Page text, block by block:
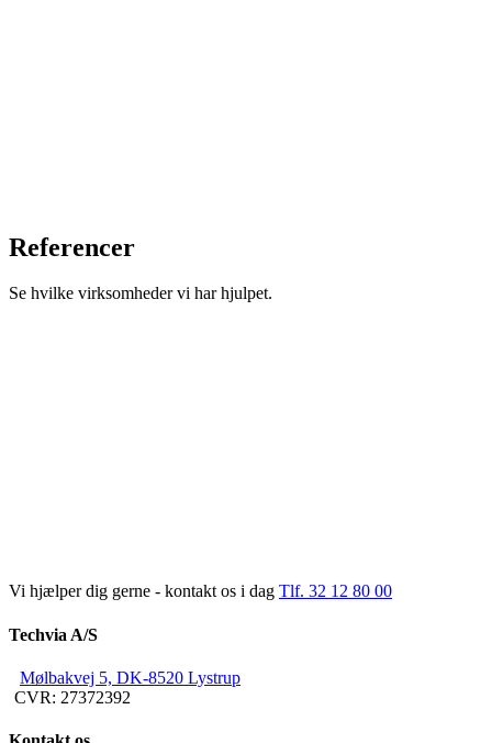
Referencer
Se hvilke virksomheder vi har hjulpet.
Vi hjælper dig gerne - kontakt os i dag Tlf. 32 12 80 00
Techvia A/S
Mølbakvej 5, DK-8520 Lystrup
CVR: 27372392